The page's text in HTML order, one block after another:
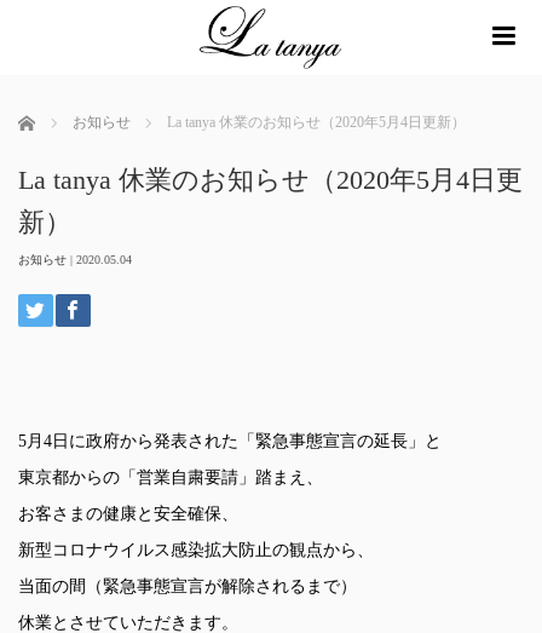
ホーム お知らせ La tanya 休業のお知らせ（2020年5月4日更新）
La tanya 休業のお知らせ（2020年5月4日更
新）
お知らせ | 2020.05.04
5月4日に政府から発表された「緊急事態宣言の延長」と
東京都からの「営業自粛要請」踏まえ、
お客さまの健康と安全確保、
新型コロナウイルス感染拡大防止の観点から、
当面の間（緊急事態宣言が解除されるまで）
休業とさせていただきます。